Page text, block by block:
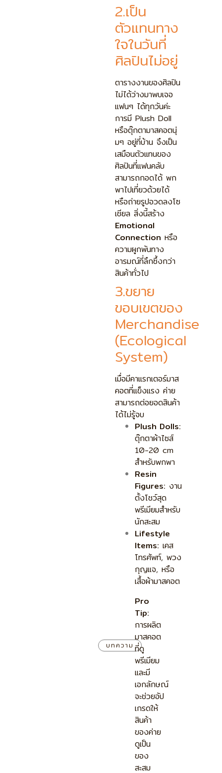
บทความ
2.เป็น
ตัวแทนทาง
ใจในวันที่
ศิลปินไม่อยู่
ตารางงานของศิลปิน
ไม่ได้ว่างมาพบเจอ
แฟนๆ ได้ทุกวันค่ะ
การมี Plush Doll
หรือตุ๊กตามาสคอตนุ่
มๆ อยู่ที่บ้าน จึงเป็น
เสมือนตัวแทนของ
ศิลปินที่แฟนคลับ
สามารถกอดได้ พก
พาไปเที่ยวด้วยได้
หรือถ่ายรูปอวดลงโซ
เชียล สิ่งนี้สร้าง
Emotional
Connection หรือ
ความผูกพันทาง
อารมณ์ที่ลึกซึ้งกว่า
สินค้าทั่วไป
3.ขยาย
ขอบเขตของ
Merchandise
(Ecological
System)
เมื่อมีคาแรกเตอร์มาส
คอตที่แข็งแรง ค่าย
สามารถต่อยอดสินค้า
ได้ไม่รู้จบ
Plush Dolls:
ตุ๊กตาผ้าไซส์
10-20 cm
สำหรับพกพา
Resin
Figures: งาน
ตั้งโชว์สุด
พรีเมียมสำหรับ
นักสะสม
Lifestyle
Items: เคส
โทรศัพท์, พวง
กุญแจ, หรือ
เสื้อผ้ามาสคอต
Pro
Tip:
การผลิต
มาสคอต
ที่ดู
พรีเมียม
และมี
เอกลักษณ์
จะช่วยอัป
เกรดให้
สินค้า
ของค่าย
ดูเป็น
ของ
สะสม